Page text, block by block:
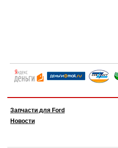
Запчасти для Ford
Новости